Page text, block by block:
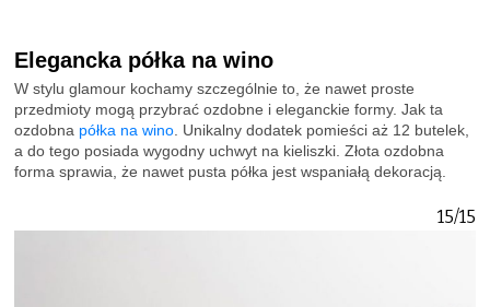
Elegancka półka na wino
W stylu glamour kochamy szczególnie to, że nawet proste
przedmioty mogą przybrać ozdobne i eleganckie formy. Jak ta
ozdobna półka na wino . Unikalny dodatek pomieści aż 12 butelek,
a do tego posiada wygodny uchwyt na kieliszki. Złota ozdobna
forma sprawia, że nawet pusta półka jest wspaniałą dekoracją.
15/15